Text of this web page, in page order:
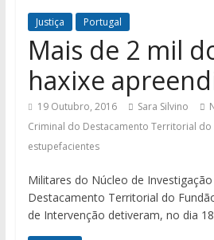
Justiça Portugal
Mais de 2 mil
haxixe
19 Outubro, 2016 Sara Silvino
Criminal do Destacamento Territorial do
estupefacientes
Militares do Núcleo de
Destacamento Territorial do
de Intervenção detiveram, no dia 18